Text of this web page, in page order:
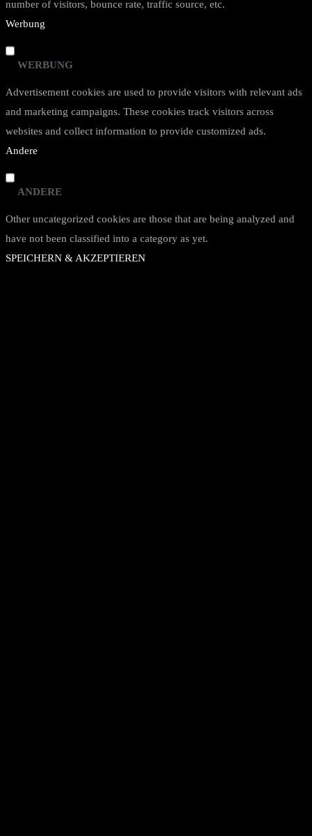
number of visitors, bounce rate, traffic source, etc.
Werbung
WERBUNG
Advertisement cookies are used to provide visitors with relevant ads
and marketing campaigns. These cookies track visitors across
websites and collect information to provide customized ads.
Andere
ANDERE
Other uncategorized cookies are those that are being analyzed and
have not been classified into a category as yet.
SPEICHERN & AKZEPTIEREN